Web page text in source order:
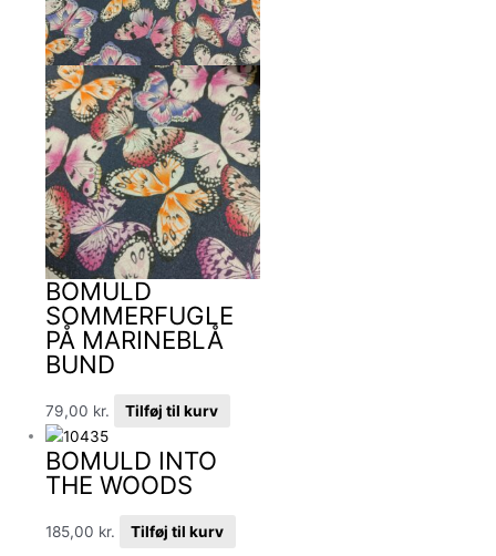
BOMULD
SOMMERFUGLE
PÅ MARINEBLÅ
BUND
79,00 kr. Tilføj til kurv
BOMULD INTO
THE WOODS
185,00 kr. Tilføj til kurv